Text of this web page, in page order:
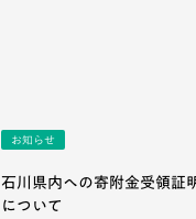
お知らせ
石川県内への寄附金受領証
について